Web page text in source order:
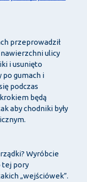
przeprowadził
ulicy
i usunięto
po gumach i
podczas
będą
aby chodniki były
Wyróbcie
tej pory
„wejściówek”.